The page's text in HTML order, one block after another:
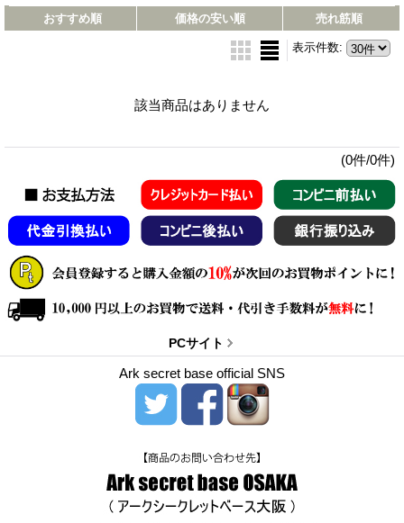
おすすめ順 価格の安い順 売れ筋順
表示件数:
該当商品はありません
(0件/0件)
PCサイト
Ark secret base official SNS